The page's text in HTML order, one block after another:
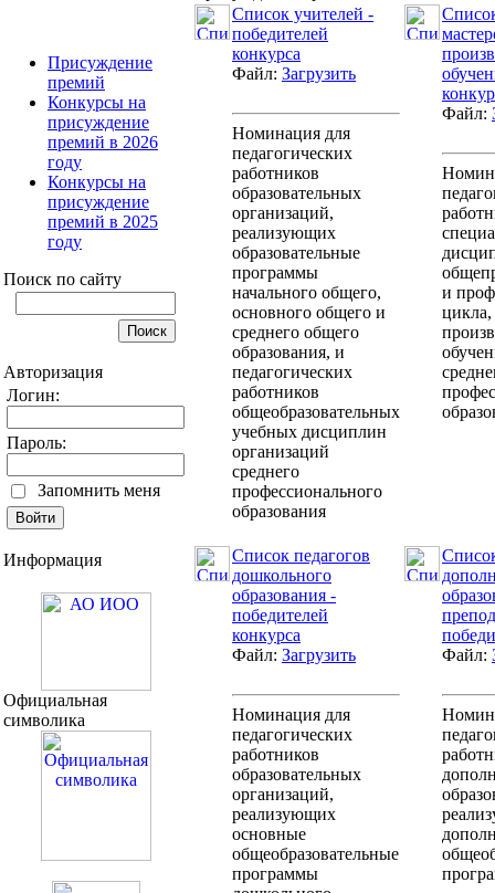
Присуждение
премий
Конкурсы на
присуждение
премий в 2026
году
Конкурсы на
присуждение
премий в 2025
году
Поиск по сайту
Авторизация
Логин:
Пароль:
Запомнить меня
Информация
Официальная
символика
Список учителей -
победителей
конкурса
Файл: Загрузить
Номинация для
педагогических
работников
образовательных
организаций,
реализующих
образовательные
программы
начального общего,
основного общего и
среднего общего
образования, и
педагогических
работников
общеобразовательных
учебных дисциплин
организаций
среднего
профессионального
образования
Файл:
и
цикла,
Список педагогов
дошкольного
образования -
победителей
конкурса
Файл: Загрузить
Номинация для
педагогических
работников
образовательных
организаций,
реализующих
основные
общеобразовательные
программы
Файл: